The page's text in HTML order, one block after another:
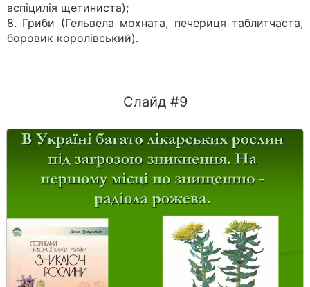
аспіцилія щетиниста);
8. Гриби (Гельвела мохната, печериця таблитчаста,
боровик королівський).
Слайд #9